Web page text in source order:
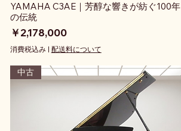
YAMAHA C3AE｜芳醇な響きが紡ぐ100年
の伝統
価格
￥2,178,000
消費税込み| 配送料について
中古